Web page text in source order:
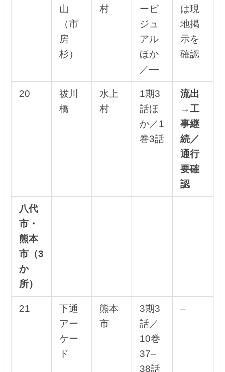
山
（市
房
杉）
村
ービ
ジュ
アル
ほか
／—
は現
地掲
示を
確認
20
祓川
橋
水上
村
1期3
話ほ
か／1
巻3話
流出
→工
事継
続／
通行
要確
認
八代
市・
熊本
市（3
か
所）
21
下通
アー
ケー
ド
熊本
市
3期3
話／
10巻
37–
38話
–